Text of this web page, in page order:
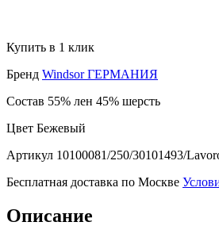
Купить в 1 клик
Бренд Windsor ГЕРМАНИЯ
Состав 55% лен 45% шерсть
Цвет Бежевый
Артикул 10100081/250/30101493/
Бесплатная доставка по Москве
Описание